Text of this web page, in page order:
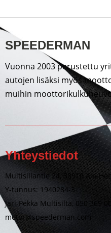
SPEEDERMAN
Vuonna 2003 perustettu
autojen lisäksi myös
muihin
Yhteystiedot
Multisillantie 24, 38910 Ala-
Y-tunnus: 1940284-3
Jari-Pekka Multisilta, 050 369
motor@speederman.com